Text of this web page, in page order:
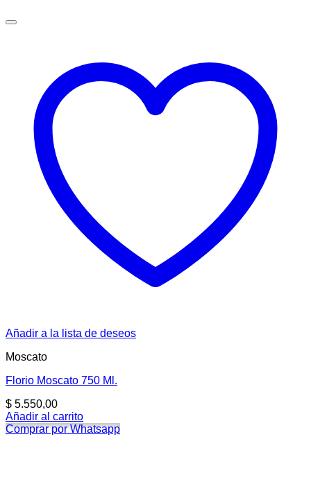
Añadir a la lista de deseos
Moscato
Florio Moscato 750 Ml.
$ 5.550,00
Añadir al carrito
Comprar por Whatsapp